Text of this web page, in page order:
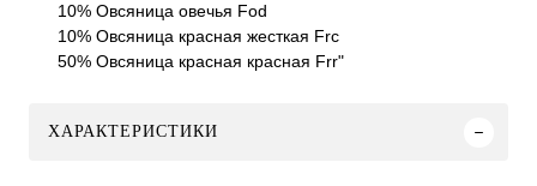
10% Овсяница овечья Fod
10% Овсяница красная жесткая Frc
50% Овсяница красная красная Frr"
ХАРАКТЕРИСТИКИ